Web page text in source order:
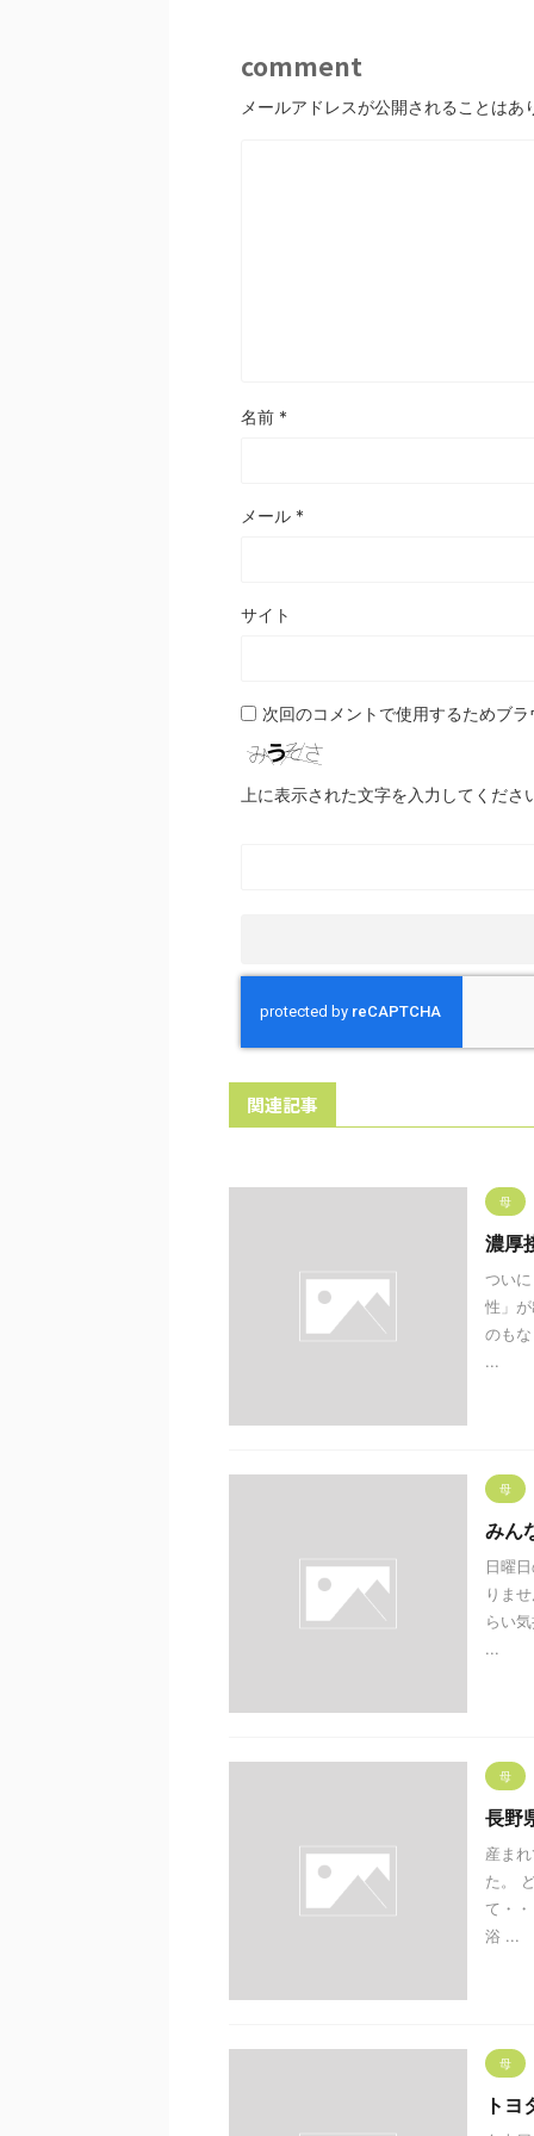
comment
メールアドレスが公開されることはあ
名前 *
メール *
サイト
次回のコメントで使用するためブ
上に表示された文字を入力してくださ
関連記事
母
濃厚
つい
性」
のも
...
母
みん
日曜
りま
らい
...
母
長野
産ま
た。
て・
浴 ...
母
トヨ